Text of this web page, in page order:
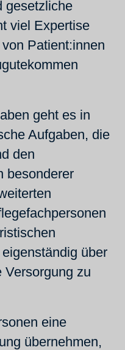
gesetzliche
viel Expertise
Patient:innen
geht es in
Aufgaben, die
den
besonderer
über
Versorgung zu
eine
übernehmen,